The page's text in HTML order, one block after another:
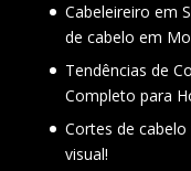
Cabeleireiro em
de cabelo em
Tendências de
Completo para
Cortes de
visual!